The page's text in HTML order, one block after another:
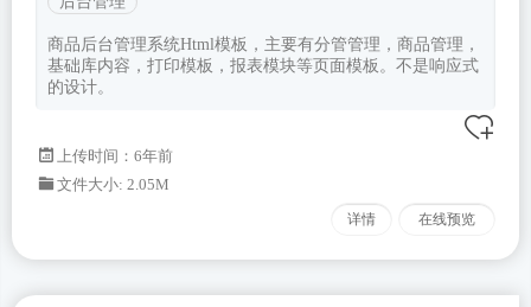
商品后台管理系统Html模板，主要有分管管理，商品管理，
基础库内容，打印模板，报表模块等页面模板。不是响应式
的设计。
上传时间：6年前
文件大小: 2.05M
详情 在线预览